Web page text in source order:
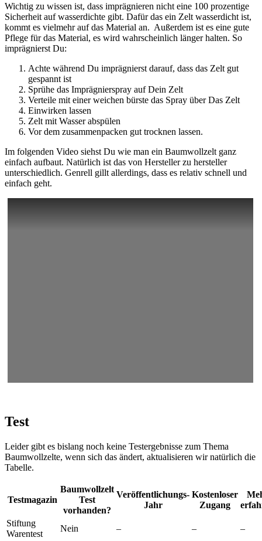
Wichtig zu wissen ist, dass imprägnieren nicht eine 100 prozentige
Sicherheit auf wasserdichte gibt. Dafür das ein Zelt wasserdicht ist,
kommt es vielmehr auf das Material an. Außerdem ist es eine gute
Pflege für das Material, es wird wahrscheinlich länger halten. So
imprägnierst Du:
Achte während Du imprägnierst darauf, dass das Zelt gut
gespannt ist
Sprühe das Imprägnierspray auf Dein Zelt
Verteile mit einer weichen bürste das Spray über Das Zelt
Einwirken lassen
Zelt mit Wasser abspülen
Vor dem zusammenpacken gut trocknen lassen.
Im folgenden Video siehst Du wie man ein Baumwollzelt ganz
einfach aufbaut. Natürlich ist das von Hersteller zu hersteller
unterschiedlich. Genrell gillt allerdings, dass es relativ schnell und
einfach geht.
Test
Leider gibt es bislang noch keine Testergebnisse zum Thema
Baumwollzelte, wenn sich das ändert, aktualisieren wir natürlich die
Tabelle.
Testmagazin
Baumwollzelt
Test
vorhanden?
Veröffentlichungs-
Jahr
Kostenloser
Zugang
Stiftung
Warentest
Nein – –
–